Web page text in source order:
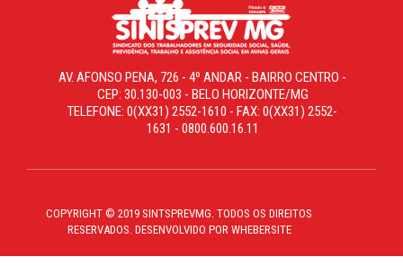
AV. AFONSO PENA, 726 - 4º ANDAR - BAIRRO CENTRO -
CEP: 30.130-003 - BELO HORIZONTE/MG
TELEFONE: 0(XX31) 2552-1610 - FAX: 0(XX31) 2552-
1631 - 0800.600.16.11
COPYRIGHT © 2019 SINTSPREVMG. TODOS OS DIREITOS
RESERVADOS. DESENVOLVIDO POR WHEBERSITE